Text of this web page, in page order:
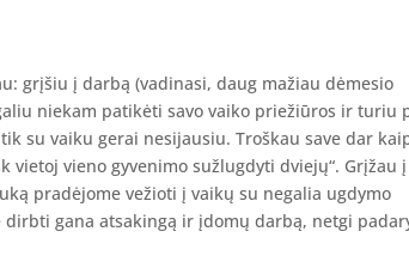
grįšiu į darbą (vadinasi, daug mažiau dėmesio
niekam patikėti savo vaiko priežiūros ir turiu
su vaiku gerai nesijausiu. Troškau save dar
vieno gyvenimo sužlugdyti dviejų“. Grįžau į
pradėjome vežioti į vaikų su negalia ugdymo
gana atsakingą ir įdomų darbą, netgi